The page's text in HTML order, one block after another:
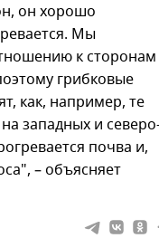
он хорошо
Мы
к сторонам
грибковые
как, например, те
западных и
почва и,
– объясняет